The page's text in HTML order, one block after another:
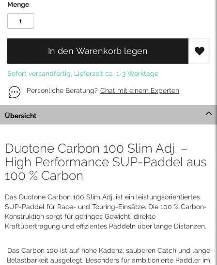
Menge
In den Warenkorb legen
Sofort versandfertig, Lieferzeit ca. 1-3 Werktage
Personliche Beratung? Chat mit einem Experten
Übersicht
Duotone Carbon 100 Slim Adj. –
High Performance SUP-Paddel aus
100 % Carbon
Das Duotone Carbon 100 Slim Adj. ist ein leistungsorientiertes
SUP-Paddel für Race- und Touring-Einsätze. Die 100 % Carbon-
Konstruktion sorgt für geringes Gewicht, direkte
Kraftübertragung und effizientes Paddeln über lange Distanzen.
Das Carbon 100 ist auf hohe Kadenz, sauberen Catch und lange
Belastbarkeit ausgelegt. Besonders für ambitionierte Paddler im